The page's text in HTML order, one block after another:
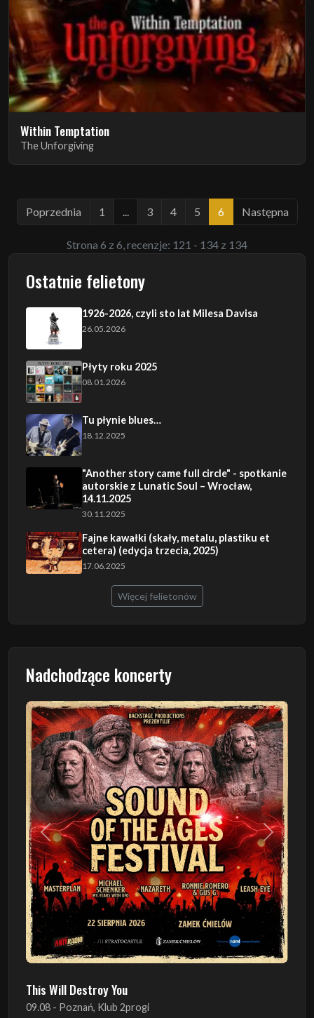
Within Temptation
The Unforgiving
Poprzednia 1 3 4 5 6 Następna
Strona 6 z 6, recenzje: 121 - 134 z 134
Ostatnie felietony
1926-2026, czyli sto lat Milesa Davisa
26.05.2026
Płyty roku 2025
08.01.2026
Tu płynie blues…
18.12.2025
"Another story came full circle" - spotkanie
autorskie z Lunatic Soul – Wrocław,
14.11.2025
30.11.2025
Fajne kawałki (skały, metalu, plastiku et
cetera) (edycja trzecia, 2025)
17.06.2025
Więcej felietonów
Nadchodzące koncerty
Poprzedni Następny
This Will Destroy You
09.08 - Poznań, Klub 2progi